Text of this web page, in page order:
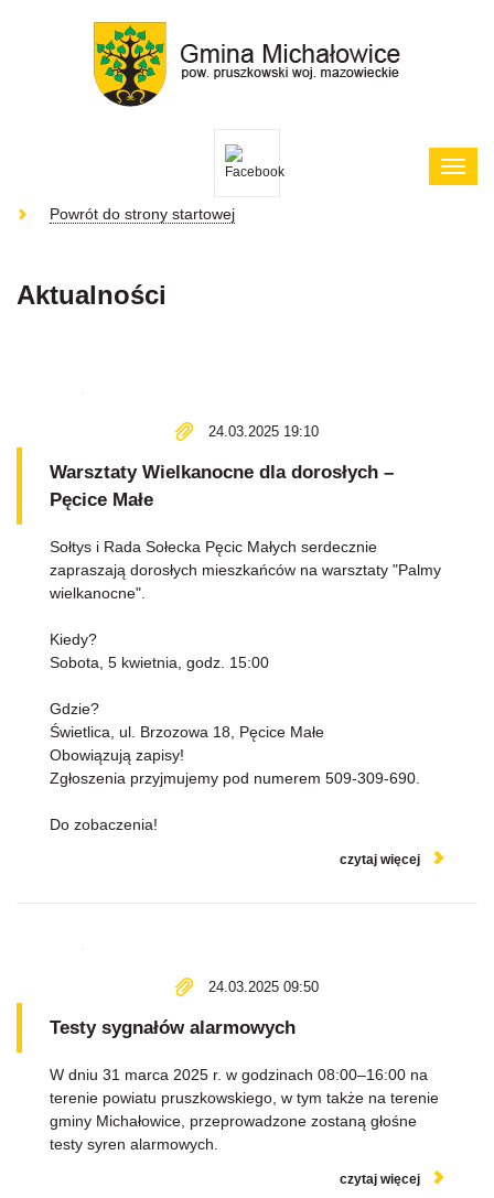
Pokaż
Powrót do strony startowej
Aktualności
24.03.2025 19:10
Warsztaty Wielkanocne dla dorosłych –
Pęcice Małe
Sołtys i Rada Sołecka Pęcic Małych serdecznie
zapraszają dorosłych mieszkańców na warsztaty "Palmy
wielkanocne".
Kiedy?
Sobota, 5 kwietnia, godz. 15:00
Gdzie?
Świetlica, ul. Brzozowa 18, Pęcice Małe
Obowiązują zapisy!
Zgłoszenia przyjmujemy pod numerem 509-309-690.
Do zobaczenia!
czytaj więcej
24.03.2025 09:50
Testy sygnałów alarmowych
W dniu 31 marca 2025 r. w godzinach 08:00–16:00 na
terenie powiatu pruszkowskiego, w tym także na terenie
gminy Michałowice, przeprowadzone zostaną głośne
testy syren alarmowych.
czytaj więcej